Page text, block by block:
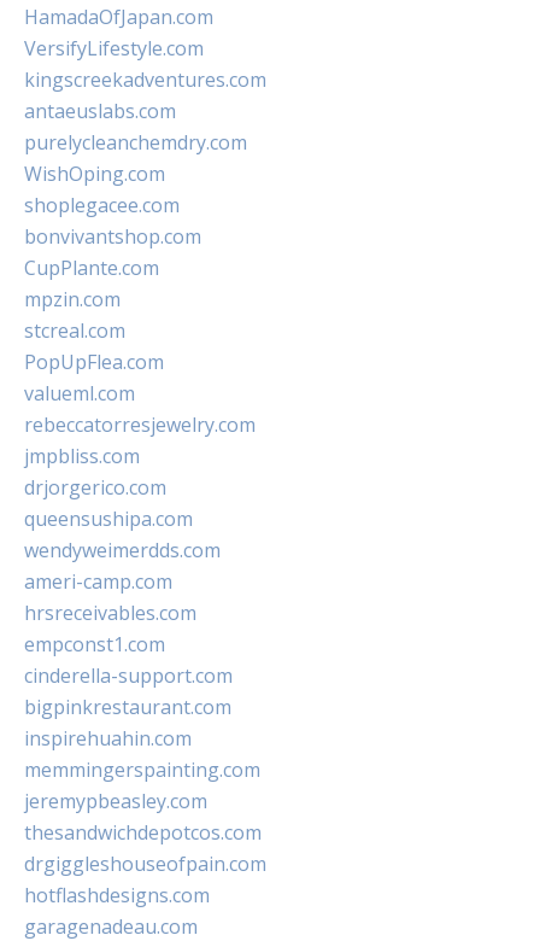
HamadaOfJapan.com
VersifyLifestyle.com
kingscreekadventures.com
antaeuslabs.com
purelycleanchemdry.com
WishOping.com
shoplegacee.com
bonvivantshop.com
CupPlante.com
mpzin.com
stcreal.com
PopUpFlea.com
valueml.com
rebeccatorresjewelry.com
jmpbliss.com
drjorgerico.com
queensushipa.com
wendyweimerdds.com
ameri-camp.com
hrsreceivables.com
empconst1.com
cinderella-support.com
bigpinkrestaurant.com
inspirehuahin.com
memmingerspainting.com
jeremypbeasley.com
thesandwichdepotcos.com
drgiggleshouseofpain.com
hotflashdesigns.com
garagenadeau.com